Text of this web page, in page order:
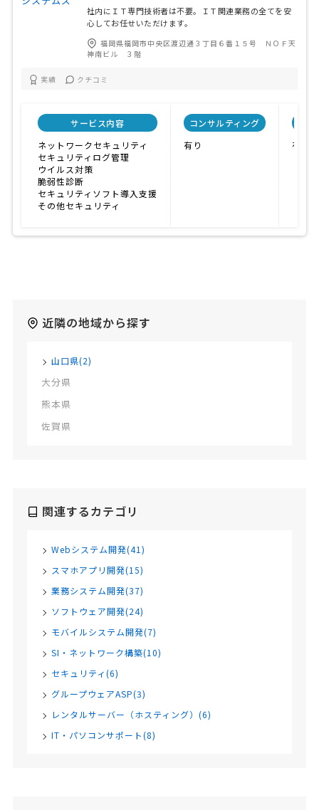
社内にＩＴ専門技術者は不要。ＩＴ関連業務の全てを安
心してお任せいただけます。
福岡県福岡市中央区渡辺通３丁目６番１５号 ＮＯＦ天
神南ビル ３階
実績 クチコミ
サービス内容
ネットワークセキュリティ
セキュリティログ管理
ウイルス対策
脆弱性診断
セキュリティソフト導入支援
その他セキュリティ
コンサルティング
有り
有り
近隣の地域から探す
山口県(2)
大分県
熊本県
佐賀県
関連するカテゴリ
Webシステム開発(41)
スマホアプリ開発(15)
業務システム開発(37)
ソフトウェア開発(24)
モバイルシステム開発(7)
SI・ネットワーク構築(10)
セキュリティ(6)
グループウェアASP(3)
レンタルサーバー（ホスティング）(6)
IT・パソコンサポート(8)